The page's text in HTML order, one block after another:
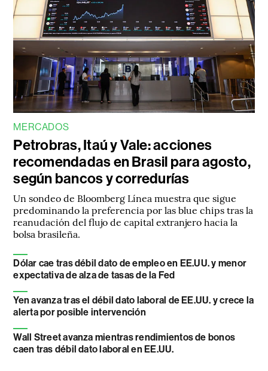
MERCADOS
Petrobras, Itaú y Vale: acciones
recomendadas en Brasil para agosto,
según bancos y corredurías
Un sondeo de Bloomberg Línea muestra que sigue
predominando la preferencia por las blue chips tras la
reanudación del flujo de capital extranjero hacia la
bolsa brasileña.
Dólar cae tras débil dato de empleo en EE.UU. y menor
expectativa de alza de tasas de la Fed
Yen avanza tras el débil dato laboral de EE.UU. y crece la
alerta por posible intervención
Wall Street avanza mientras rendimientos de bonos
caen tras débil dato laboral en EE.UU.